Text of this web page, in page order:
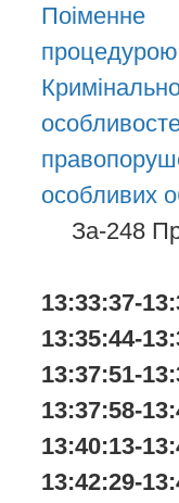
Поіменне
особливих
За-248
13:33:37-
13:35:44-
13:37:51-
13:37:58-
13:40:13-
13:42:29-